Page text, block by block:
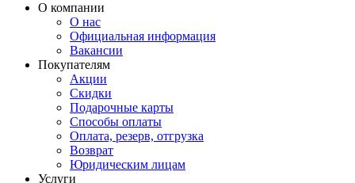
О компании
О нас
Официальная информация
Вакансии
Покупателям
Акции
Скидки
Подарочные карты
Способы оплаты
Оплата, резерв, отгрузка
Возврат
Юридическим лицам
Услуги